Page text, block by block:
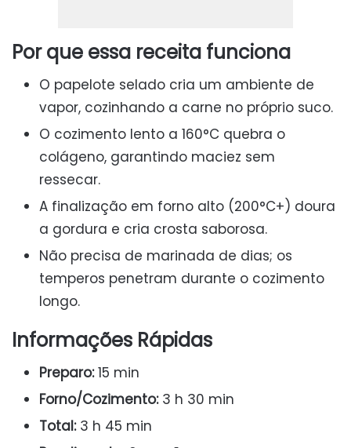
Por que essa receita funciona
O papelote selado cria um ambiente de
vapor, cozinhando a carne no próprio suco.
O cozimento lento a 160°C quebra o
colágeno, garantindo maciez sem
ressecar.
A finalização em forno alto (200°C+) doura
a gordura e cria crosta saborosa.
Não precisa de marinada de dias; os
temperos penetram durante o cozimento
longo.
Informações Rápidas
Preparo:15 min
Forno/Cozimento:3 h 30 min
Total:3 h 45 min